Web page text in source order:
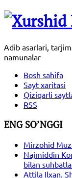
Adib asarlari,
namunalar
Bosh sahifa
Sayt xaritasi
Qiziqarli
RSS
ENG SO’NGGI
Mirzohid
Najmiddin
bilan
Attila Ilxan.